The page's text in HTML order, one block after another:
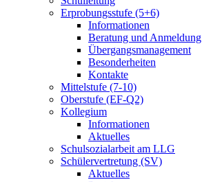
Erprobungsstufe (5+6)
Informationen
Beratung und Anmeldung
Übergangsmanagement
Besonderheiten
Kontakte
Mittelstufe (7-10)
Oberstufe (EF-Q2)
Kollegium
Informationen
Aktuelles
Schulsozialarbeit am LLG
Schülervertretung (SV)
Aktuelles